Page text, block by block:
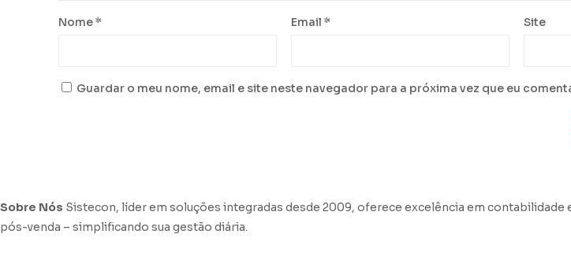
Nome* Email* Site
Guardar o meu nome, email e site neste navegador para a próxima vez que eu
Sobre Nós Sistecon, líder em soluções integradas desde 2009, oferece excelência em
pós-venda – simplificando sua gestão diária.